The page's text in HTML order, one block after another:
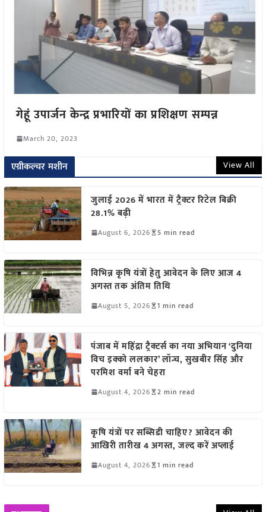
गेहूं उपार्जन केन्द्र प्रभारियों का प्रशिक्षण सम्पन्न
March 20, 2023
एग्रीकल्चर मशीन View All
जुलाई 2026 में भारत में ट्रैक्टर रिटेल बिक्री
28.1% बढ़ी
August 6, 2026 5 min read
विभिन्न कृषि यंत्रों हेतु आवेदन के लिए आज 4
अगस्त तक अंतिम तिथि
August 5, 2026 1 min read
पंजाब में महिंद्रा ट्रैक्टर्स का नया अभियान ‘दुनिया
विच इक्को ललकार’ लॉन्च, सुखबीर सिंह और
परमिश वर्मा बने चेहरा
August 4, 2026 2 min read
कृषि यंत्रों पर सब्सिडी चाहिए? आवेदन की
आखिरी तारीख 4 अगस्त, जल्द करें अप्लाई
August 4, 2026 1 min read